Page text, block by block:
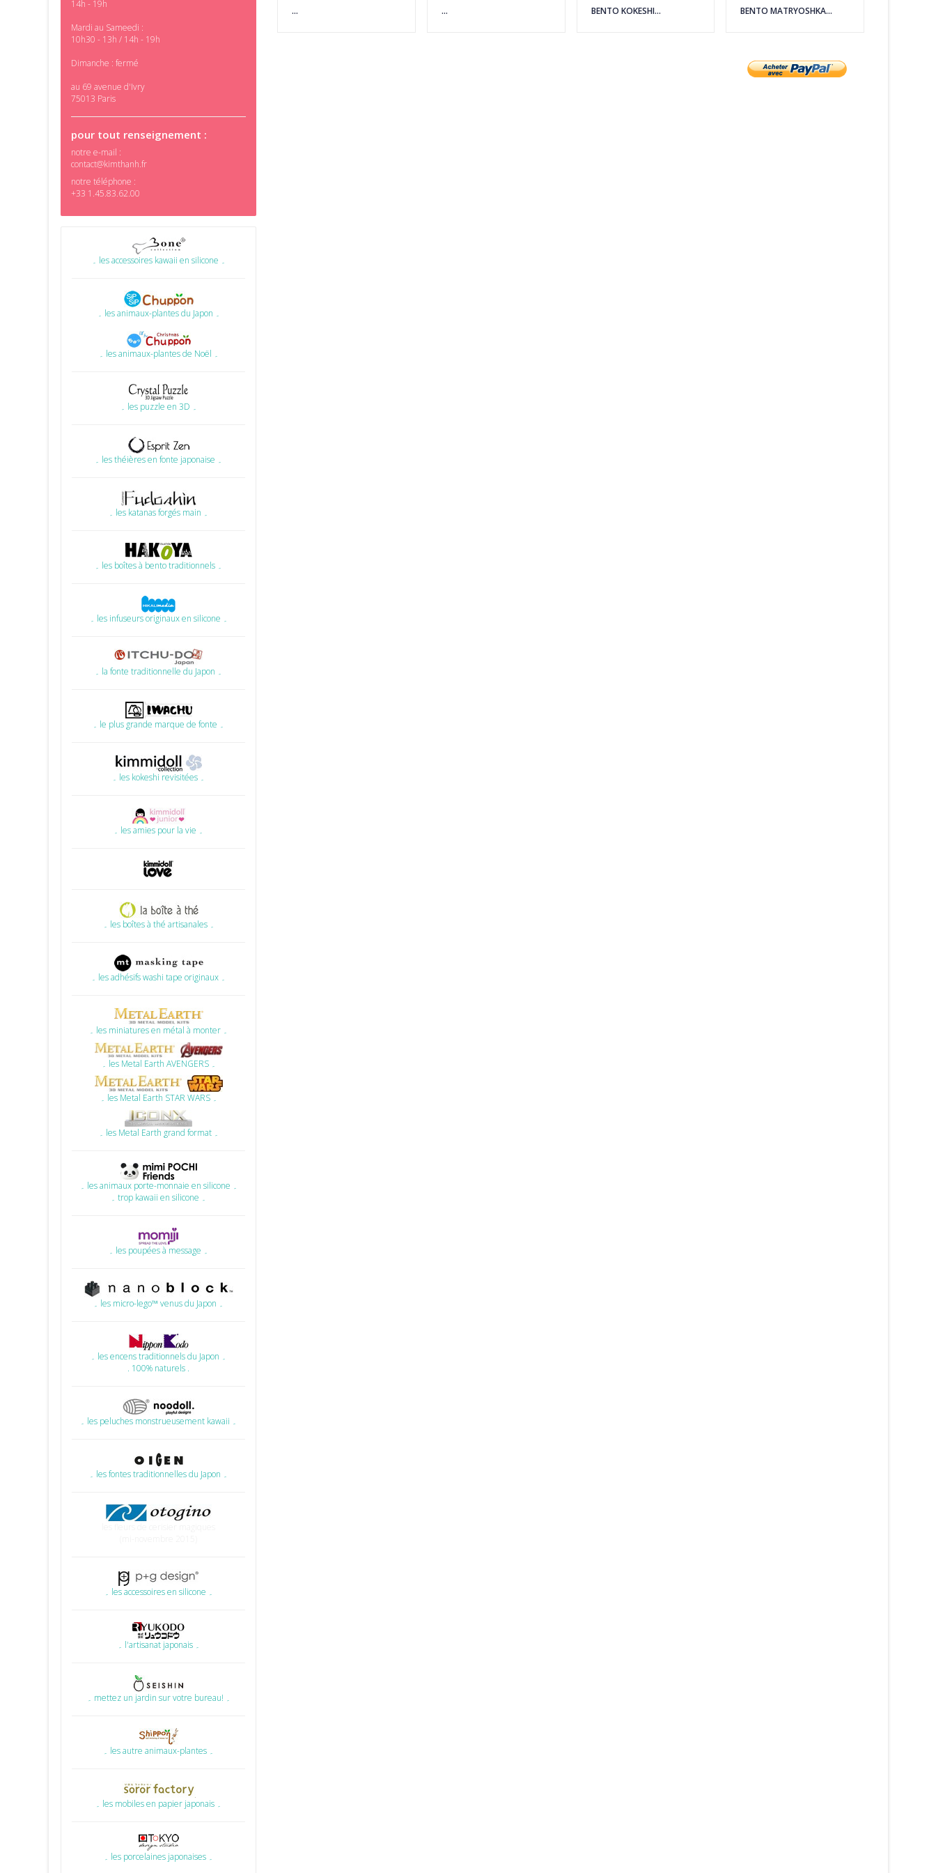
14h - 19h
Mardi au Sameedi :
10h30 - 13h / 14h - 19h
Dimanche : fermé
au 69 avenue d'Ivry
75013 Paris
pour tout renseignement :
notre e-mail :
contact@kimthanh.fr
notre téléphone :
+33 1.45.83.62.00
۔ les accessoires kawaii en silicone ۔
۔ les animaux-plantes du Japon ۔
۔ les animaux-plantes de Noël ۔
۔ les puzzle en 3D ۔
۔ les théières en fonte japonaise ۔
۔ les katanas forgés main ۔
۔ les boîtes à bento traditionnels ۔
۔ les infuseurs originaux en silicone ۔
۔ la fonte traditionnelle du Japon ۔
۔ le plus grande marque de fonte ۔
۔ les kokeshi revisitées ۔
۔ les amies pour la vie ۔
۔ les boîtes à thé artisanales ۔
۔ les adhésifs washi tape originaux ۔
۔ les miniatures en métal à monter ۔
۔ les Metal Earth AVENGERS ۔
۔ les Metal Earth STAR WARS ۔
۔ les Metal Earth grand format ۔
۔ les animaux porte-monnaie en silicone ۔
۔ trop kawaii en silicone ۔
۔ les poupées à message ۔
۔ les micro-lego™ venus du Japon ۔
۔ les encens traditionnels du Japon ۔
. 100% naturels .
۔ les peluches monstrueusement kawaii ۔
۔ les fontes traditionnelles du Japon ۔
۔ les accessoires en silicone ۔
۔ l'artisanat japonais ۔
۔ mettez un jardin sur votre bureau! ۔
۔ les autre animaux-plantes ۔
۔ les mobiles en papier japonais ۔
۔ les porcelaines japonaises ۔
... ... BENTO KOKESHI... BENTO MATRYOSHKA...